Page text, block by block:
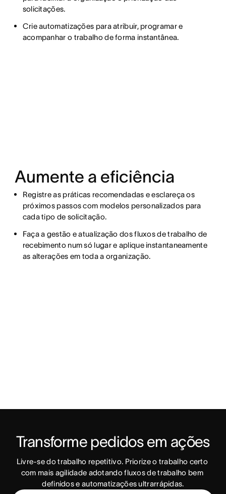
solicitações.
Crie automatizações para atribuir, programar e
acompanhar o trabalho de forma instantânea.
Aumente a eficiência
Registre as práticas recomendadas e esclareça os
próximos passos com modelos personalizados para
cada tipo de solicitação.
Faça a gestão e atualização dos fluxos de trabalho de
recebimento num só lugar e aplique instantaneamente
as alterações em toda a organização.
Transforme pedidos em ações
Livre-se do trabalho repetitivo. Priorize o trabalho certo
com mais agilidade adotando fluxos de trabalho bem
definidos e automatizações ultrarrápidas.